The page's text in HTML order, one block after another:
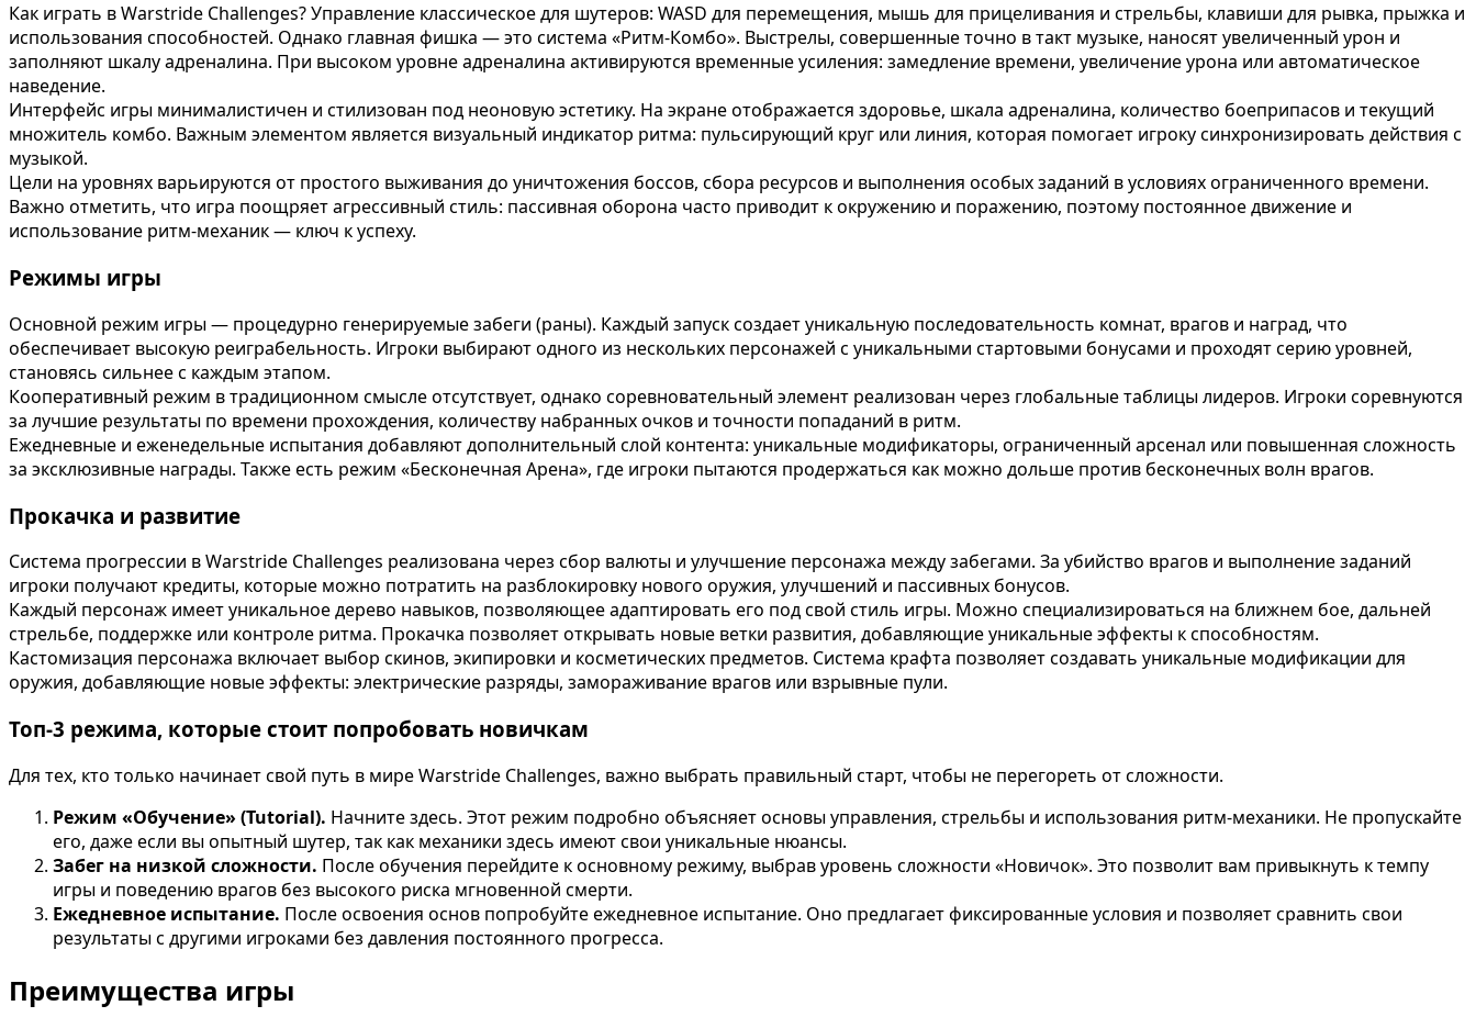
Как играть в Warstride Challenges? Управление классическое для шутеров: WASD для перемещения, мышь для прицеливания и стрельбы, клавиши для рывка, прыжка и
использования способностей. Однако главная фишка — это система «Ритм-Комбо». Выстрелы, совершенные точно в такт музыке, наносят увеличенный урон и
заполняют шкалу адреналина. При высоком уровне адреналина активируются временные усиления: замедление времени, увеличение урона или автоматическое
наведение.
Интерфейс игры минималистичен и стилизован под неоновую эстетику. На экране отображается здоровье, шкала адреналина, количество боеприпасов и текущий
множитель комбо. Важным элементом является визуальный индикатор ритма: пульсирующий круг или линия, которая помогает игроку синхронизировать действия с
музыкой.
Цели на уровнях варьируются от простого выживания до уничтожения боссов, сбора ресурсов и выполнения особых заданий в условиях ограниченного времени.
Важно отметить, что игра поощряет агрессивный стиль: пассивная оборона часто приводит к окружению и поражению, поэтому постоянное движение и
использование ритм-механик — ключ к успеху.
Режимы игры
Основной режим игры — процедурно генерируемые забеги (раны). Каждый запуск создает уникальную последовательность комнат, врагов и наград, что
обеспечивает высокую реиграбельность. Игроки выбирают одного из нескольких персонажей с уникальными стартовыми бонусами и проходят серию уровней,
становясь сильнее с каждым этапом.
Кооперативный режим в традиционном смысле отсутствует, однако соревновательный элемент реализован через глобальные таблицы лидеров. Игроки соревнуются
за лучшие результаты по времени прохождения, количеству набранных очков и точности попаданий в ритм.
Ежедневные и еженедельные испытания добавляют дополнительный слой контента: уникальные модификаторы, ограниченный арсенал или повышенная сложность
за эксклюзивные награды. Также есть режим «Бесконечная Арена», где игроки пытаются продержаться как можно дольше против бесконечных волн врагов.
Прокачка и развитие
Система прогрессии в Warstride Challenges реализована через сбор валюты и улучшение персонажа между забегами. За убийство врагов и выполнение заданий
игроки получают кредиты, которые можно потратить на разблокировку нового оружия, улучшений и пассивных бонусов.
Каждый персонаж имеет уникальное дерево навыков, позволяющее адаптировать его под свой стиль игры. Можно специализироваться на ближнем бое, дальней
стрельбе, поддержке или контроле ритма. Прокачка позволяет открывать новые ветки развития, добавляющие уникальные эффекты к способностям.
Кастомизация персонажа включает выбор скинов, экипировки и косметических предметов. Система крафта позволяет создавать уникальные модификации для
оружия, добавляющие новые эффекты: электрические разряды, замораживание врагов или взрывные пули.
Топ-3 режима, которые стоит попробовать новичкам
Для тех, кто только начинает свой путь в мире Warstride Challenges, важно выбрать правильный старт, чтобы не перегореть от сложности.
Режим «Обучение» (Tutorial). Начните здесь. Этот режим подробно объясняет основы управления, стрельбы и использования ритм-механики. Не пропускайте
его, даже если вы опытный шутер, так как механики здесь имеют свои уникальные нюансы.
Забег на низкой сложности. После обучения перейдите к основному режиму, выбрав уровень сложности «Новичок». Это позволит вам привыкнуть к темпу
игры и поведению врагов без высокого риска мгновенной смерти.
Ежедневное испытание. После освоения основ попробуйте ежедневное испытание. Оно предлагает фиксированные условия и позволяет сравнить свои
результаты с другими игроками без давления постоянного прогресса.
Преимущества игры